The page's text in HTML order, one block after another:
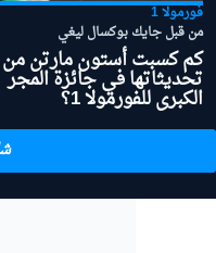
فورمولا 1
من قبل جايك بوكسال ليغي
كم كسبت أستون مارتن من
تحديثاتها في جائزة المجر
الكبرى للفورمولا 1؟